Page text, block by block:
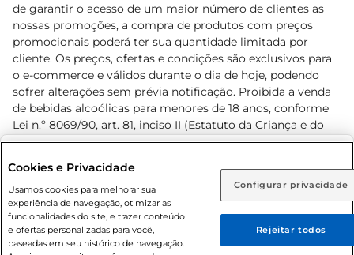
Rio de Janeiro (RJ) Goiás (GO)
Ou
Caso queira comprar online, informe como deseja receber
suas compras:
de garantir o acesso de um maior número de clientes as
nossas promoções, a compra de produtos com preços
promocionais poderá ter sua quantidade limitada por
cliente. Os preços, ofertas e condições são exclusivos para
o e-commerce e válidos durante o dia de hoje, podendo
sofrer alterações sem prévia notificação. Proibida a venda
de bebidas alcoólicas para menores de 18 anos, conforme
Lei n.º 8069/90, art. 81, inciso II (Estatuto da Criança e do
Adolescente). Preços e condições exclusivos para o
prévio. O valor mínimo para as compras on-line é de R$
80,00.
Cookies e Privacidade
Usamos cookies para melhorar sua
experiência de navegação, otimizar as
funcionalidades do site, e trazer conteúdo
e ofertas personalizadas para você,
baseadas em seu histórico de navegação.
Configurar privacidade
Rejeitar todos